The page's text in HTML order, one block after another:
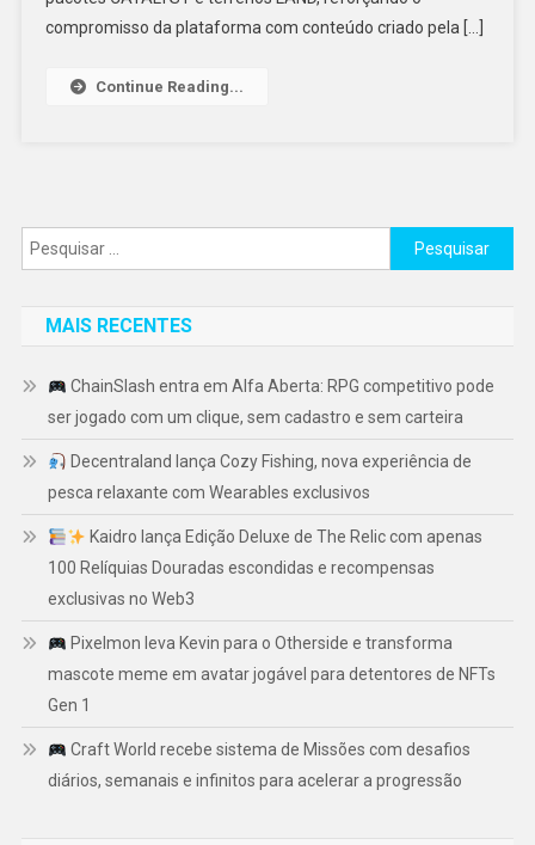
compromisso da plataforma com conteúdo criado pela […]
Continue Reading...
Pesquisar
por:
MAIS RECENTES
ChainSlash entra em Alfa Aberta: RPG competitivo pode
ser jogado com um clique, sem cadastro e sem carteira
Decentraland lança Cozy Fishing, nova experiência de
pesca relaxante com Wearables exclusivos
Kaidro lança Edição Deluxe de The Relic com apenas
100 Relíquias Douradas escondidas e recompensas
exclusivas no Web3
Pixelmon leva Kevin para o Otherside e transforma
mascote meme em avatar jogável para detentores de NFTs
Gen 1
Craft World recebe sistema de Missões com desafios
diários, semanais e infinitos para acelerar a progressão